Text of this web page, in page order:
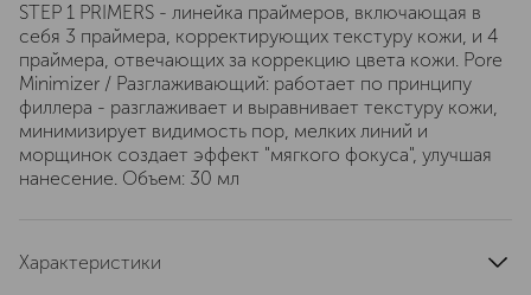
STEP 1 PRIMERS - линейка праймеров, включающая в
себя 3 праймера, корректирующих текстуру кожи, и 4
праймера, отвечающих за коррекцию цвета кожи. Pore
Minimizer / Разглаживающий: работает по принципу
филлера - разглаживает и выравнивает текстуру кожи,
минимизирует видимость пор, мелких линий и
морщинок создает эффект "мягкого фокуса", улучшая
нанесение. Объем: 30 мл
Характеристики